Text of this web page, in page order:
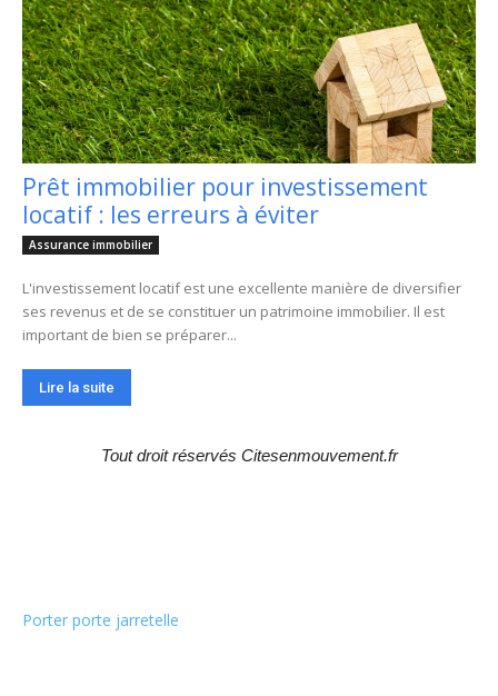
Prêt immobilier pour investissement
locatif : les erreurs à éviter
Assurance immobilier
L'investissement locatif est une excellente manière de diversifier
ses revenus et de se constituer un patrimoine immobilier. Il est
important de bien se préparer...
Lire la suite
Tout droit réservés Citesenmouvement.fr
Porter porte jarretelle